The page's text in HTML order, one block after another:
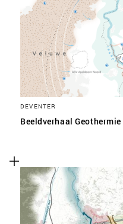
DEVENTER
Beeldverhaal
SLA